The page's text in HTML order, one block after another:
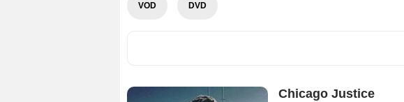
VOD DVD
Chicago Justice